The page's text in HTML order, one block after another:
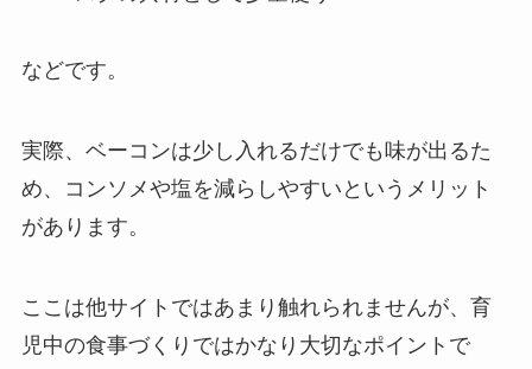
などです。
実際、ベーコンは少し入れるだけでも味が出るた
め、コンソメや塩を減らしやすいというメリット
があります。
ここは他サイトではあまり触れられませんが、育
児中の食事づくりではかなり大切なポイントで